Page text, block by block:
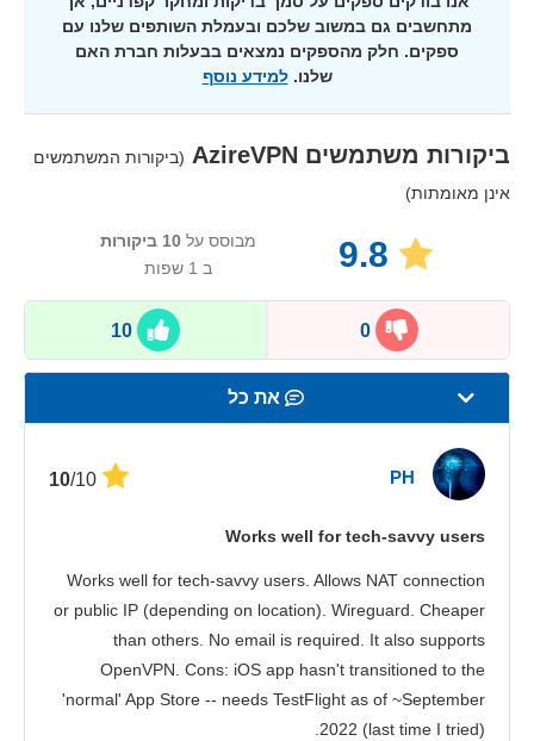
מתחשבים גם במשוב שלכם ובעמלת השותפים שלנו עם
ספקים. חלק מהספקים נמצאים בבעלות חברת האם
שלנו.למידע נוסף
ביקורות משתמשים AzireVPN (ביקורות המשתמשים
אינן מאומתות)
9.8 מבוסס על 10 ביקורות
ב 1 שפות
0
את כל
שירות לקוחות
PH
/10
Works well for tech-savvy users
Works well for tech-savvy users. Allows NAT connection
or public IP (depending on location). Wireguard. Cheaper
than others. No email is required. It also supports
OpenVPN. Cons: iOS app hasn't transitioned to the
'normal' App Store -- needs TestFlight as of ~September
2022 (last time I tried).